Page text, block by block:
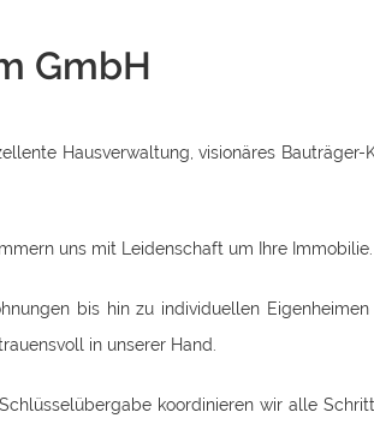
GmbH
Hausverwaltung, visionäres Bauträger-
uns mit Leidenschaft um Ihre Immobilie.
bis hin zu individuellen
in unserer Hand.
koordinieren wir alle